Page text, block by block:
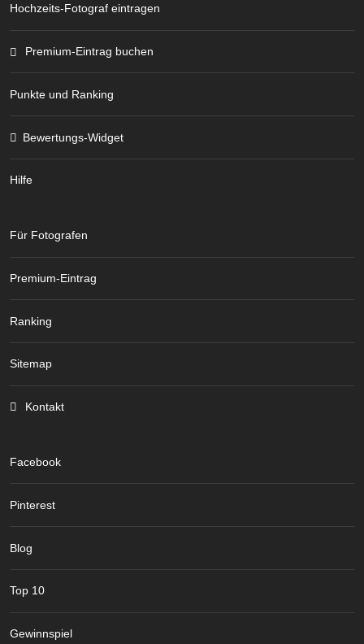
Hochzeits-Fotograf eintragen
Premium-Eintrag buchen
Punkte und Ranking
Bewertungs-Widget
Hilfe
Für Fotografen
Premium-Eintrag
Ranking
Sitemap
Kontakt
Facebook
Pinterest
Blog
Top 10
Gewinnspiel